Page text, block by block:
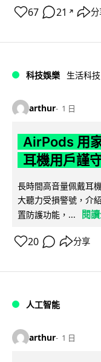
67 21 ↗
科技娛樂 生活科技
arthur 1 日
AirPods 用
耳機用戶謹
長時間高音量佩戴耳
大聽力受損警號，介
置防護功能，...
閱
20 分享
人工智能
arthur 1 日